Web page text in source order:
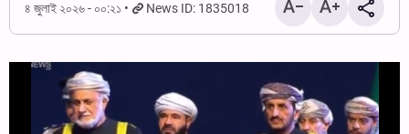
৪ জুলাই ২০২৬ - ০০:২১ News ID: 1835018